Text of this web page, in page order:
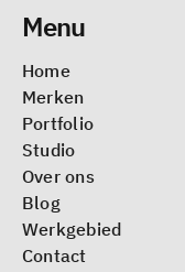
Menu
Home
Merken
Portfolio
Studio
Over ons
Blog
Werkgebied
Contact